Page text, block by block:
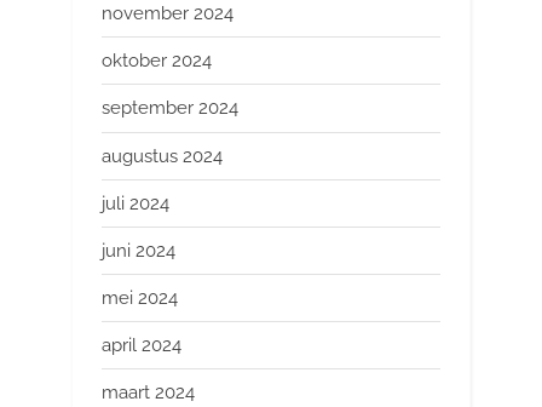
november 2024
oktober 2024
september 2024
augustus 2024
juli 2024
juni 2024
mei 2024
april 2024
maart 2024